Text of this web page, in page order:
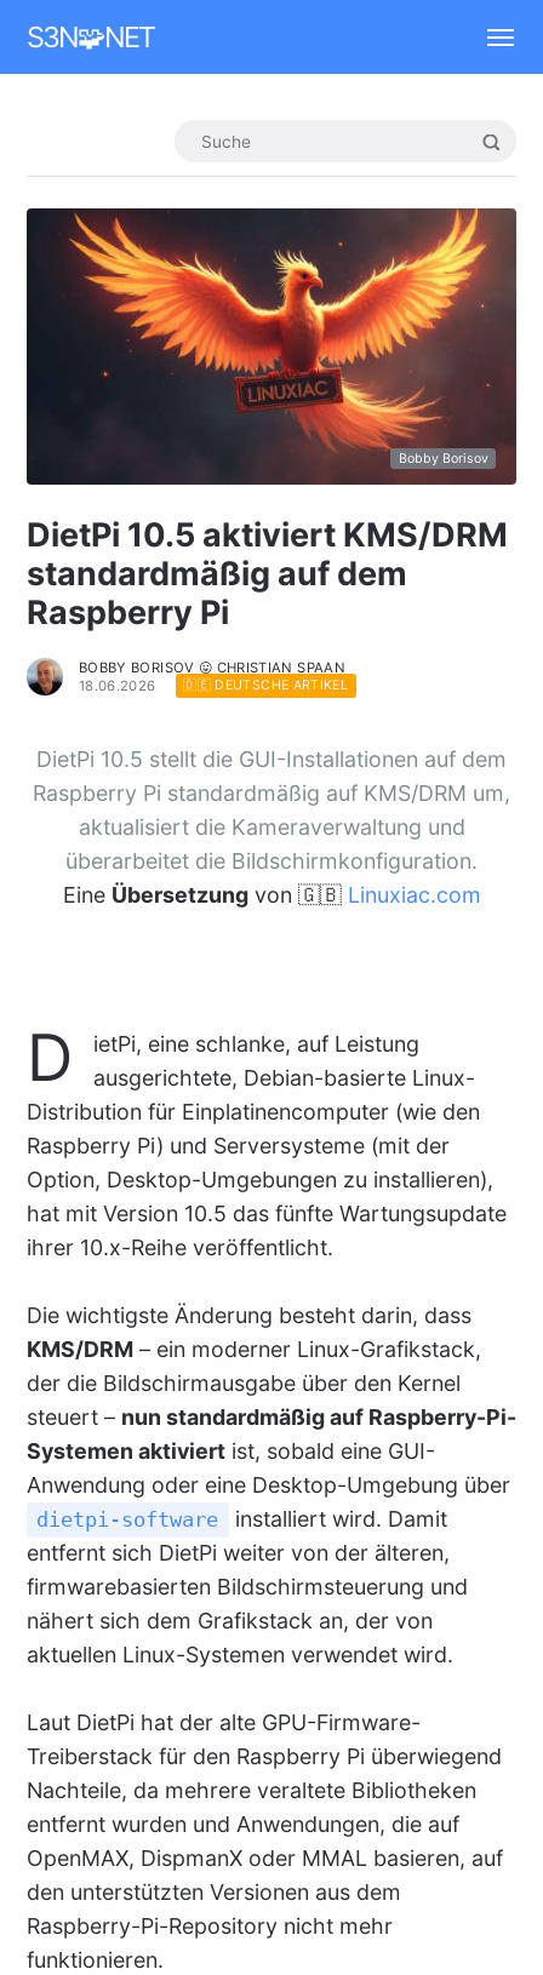
S3N🧩NET
Bobby Borisov
DietPi 10.5 aktiviert KMS/DRM
standardmäßig auf dem
Raspberry Pi
BOBBY BORISOV 😛 CHRISTIAN SPAAN
18.06.2026
🇩🇪 DEUTSCHE ARTIKEL
DietPi 10.5 stellt die GUI-Installationen auf dem
Raspberry Pi standardmäßig auf KMS/DRM um,
aktualisiert die Kameraverwaltung und
überarbeitet die Bildschirmkonfiguration.
Eine Übersetzungvon 🇬🇧 Linuxiac.com
D
ietPi, eine schlanke, auf Leistung
ausgerichtete, Debian-basierte Linux-
Distribution für Einplatinencomputer (wie den
Raspberry Pi) und Serversysteme (mit der
Option, Desktop-Umgebungen zu installieren),
hat mit Version 10.5 das fünfte Wartungsupdate
ihrer 10.x-Reihe veröffentlicht.
Die wichtigste Änderung besteht darin, dass
KMS/DRM– ein moderner Linux-Grafikstack,
der die Bildschirmausgabe über den Kernel
steuert – nun standardmäßig auf Raspberry-Pi-
Systemen aktiviertist, sobald eine GUI-
Anwendung oder eine Desktop-Umgebung über
dietpi-software
installiert wird. Damit
entfernt sich DietPi weiter von der älteren,
firmwarebasierten Bildschirmsteuerung und
nähert sich dem Grafikstack an, der von
aktuellen Linux-Systemen verwendet wird.
Laut DietPi hat der alte GPU-Firmware-
Treiberstack für den Raspberry Pi überwiegend
Nachteile, da mehrere veraltete Bibliotheken
entfernt wurden und Anwendungen, die auf
OpenMAX, DispmanX oder MMAL basieren, auf
den unterstützten Versionen aus dem
Raspberry-Pi-Repository nicht mehr
funktionieren.